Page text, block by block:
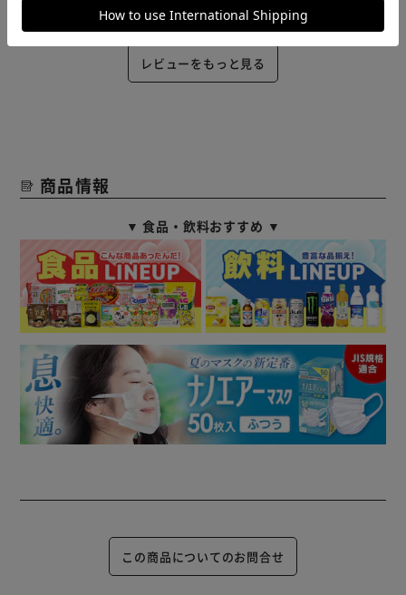
役に立った
レビューをもっと見る
商品情報
▼ 食品・飲料おすすめ ▼
この商品についてのお問合せ